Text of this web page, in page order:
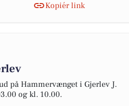
Kopiér link
på Hammervænget i Gjerlev J.
og kl. 10.00.